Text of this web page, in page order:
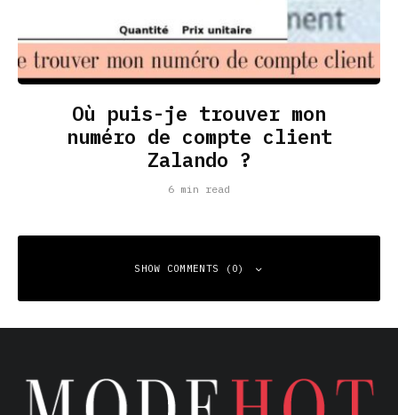
Où puis-je trouver mon
numéro de compte client
Zalando ?
6 min read
SHOW COMMENTS (0)
Your email address will not be published.
Required fields
are marked *